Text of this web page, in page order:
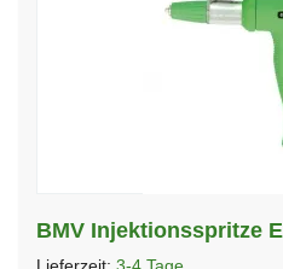
BMV Injektionsspritze